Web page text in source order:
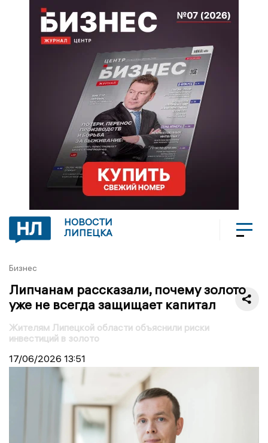
НОВОСТИ
ЛИПЕЦКА
Бизнес
Липчанам рассказали, почему золото
уже не всегда защищает капитал
Жителям Липецкой области объяснили риски
инвестиций в золото
17/06/2026 13:51